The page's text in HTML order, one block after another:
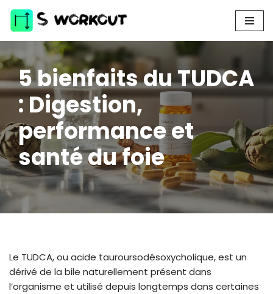
Aller
contenu
5 bienfaits du TUDCA
: Digestion,
performance et
santé du foie
Le TUDCA, ou acide tauroursodésoxycholique, est un
dérivé de la bile naturellement présent dans
l’organisme et utilisé depuis longtemps dans certaines